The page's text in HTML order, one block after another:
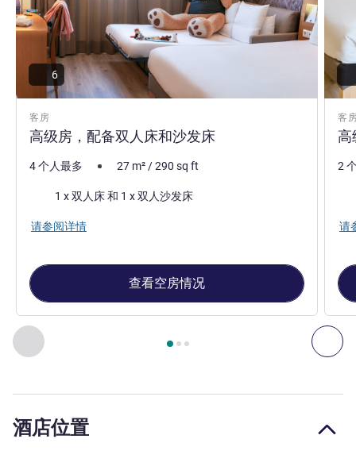
上一个 - 客房 下
第 页，共 , 客房 1 : 高级房，配备双人床和沙发床 , 客
客房
高级房，配备双人床和沙发床
6
4 个人最多 27 m²/290 sq ft
床上用品 1 x 双人床 和 1 x 双人沙发床
请参阅详情
查看空房情况
客
高
2
请
酒店位置